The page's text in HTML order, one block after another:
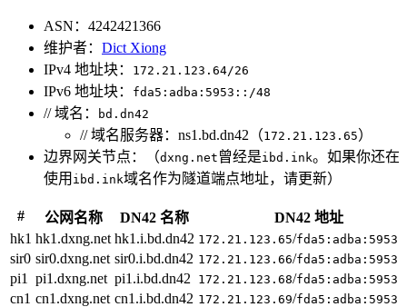
ASN：4242421366
维护者： Dict Xiong
IPv4 地址块：
172.21.123.64/26
IPv6 地址块： fda5:adba:5953::/48
// 域名： bd.dn42
// 域名服务器：ns1.bd.dn42（172.21.123.65）
边界网关节点：（dxng.net 曾经是ibd.ink。如果你还在
使用 ibd.ink域名作为隧道端点地址，请更新）
# 公网名称 DN42 名称
DN42 地址
hk1 hk1.dxng.net hk1.i.bd.dn42 172.21.123.65/
sir0 sir0.dxng.net sir0.i.bd.dn42 172.21.123.66/
pi1 pi1.dxng.net pi1.i.bd.dn42 172.21.123.68/
cn1 cn1.dxng.net cn1.i.bd.dn42 172.21.123.69/